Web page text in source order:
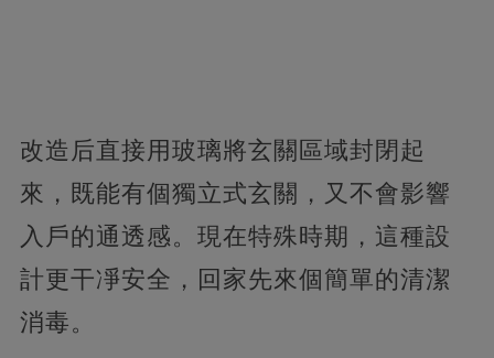
改造后直接用玻璃將玄關區域封閉起
來，既能有個獨立式玄關，又不會影響
入戶的通透感。現在特殊時期，這種設
計更干凈安全，回家先來個簡單的清潔
消毒。